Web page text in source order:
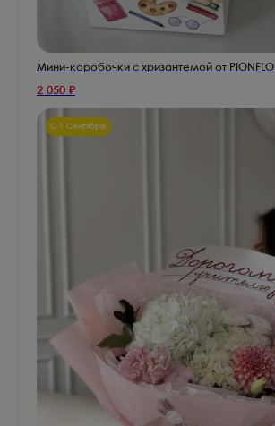
Мини-коробочки с хризантемой от PIONFLO
2 050 ₽
С 1 Сентября!